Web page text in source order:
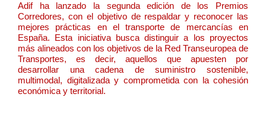
Adif ha lanzado la segunda edición de los Premios
Corredores, con el objetivo de respaldar y reconocer las
mejores prácticas en el transporte de mercancías en
España. Esta iniciativa busca distinguir a los proyectos
más alineados con los objetivos de la Red Transeuropea de
Transportes, es decir, aquellos que apuesten por
desarrollar una cadena de suministro sostenible,
multimodal, digitalizada y comprometida con la cohesión
económica y territorial.